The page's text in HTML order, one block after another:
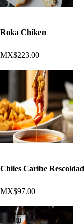
Roka Chiken
MX$223.00
Chiles Caribe
MX$97.00